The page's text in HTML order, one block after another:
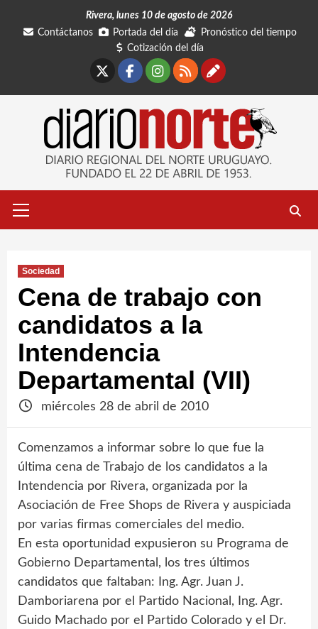
Rivera, lunes 10 de agosto de 2026
Contáctanos
Portada del día
Pronóstico del tiempo
Cotización del día
Facebook
Instagram
RSSContáctanos
primario
Sociedad
Cena de trabajo con
candidatos a la
Intendencia
Departamental (VII)
miércoles 28 de abril de 2010
Comenzamos a informar sobre lo que fue la
última cena de Trabajo de los candidatos a la
Intendencia por Rivera, organizada por la
Asociación de Free Shops de Rivera y auspiciada
por varias firmas comerciales del medio.
En esta oportunidad expusieron su Programa de
Gobierno Departamental, los tres últimos
candidatos que faltaban: Ing. Agr. Juan J.
Damboriarena por el Partido Nacional, Ing. Agr.
Guido Machado por el Partido Colorado y el Dr.